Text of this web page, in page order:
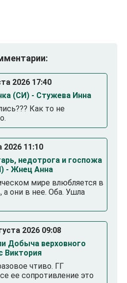
2026 17:40
(СИ) - Стужева Инна
Как то не
2026 11:10
недотрога и госпожа
- Жнец Анна
мире влюбляется в
а они в нее. Оба. Ушла
2026 09:08
Добыча верховного
Виктория
чтиво. ГГ
ее сопротивление это